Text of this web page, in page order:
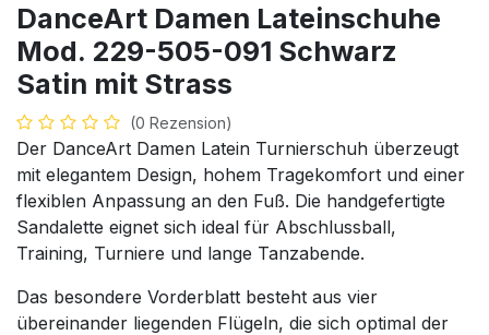
DanceArt Damen Lateinschuhe
Mod. 229-505-091 Schwarz
Satin mit Strass
(0 Rezension)
Der DanceArt Damen Latein Turnierschuh überzeugt
mit elegantem Design, hohem Tragekomfort und einer
flexiblen Anpassung an den Fuß. Die handgefertigte
Sandalette eignet sich ideal für Abschlussball,
Training, Turniere und lange Tanzabende.
Das besondere Vorderblatt besteht aus vier
übereinander liegenden Flügeln, die sich optimal der